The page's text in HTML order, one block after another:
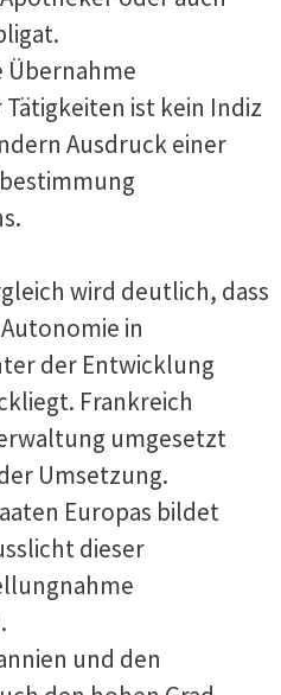
Übernahme
ist kein Indiz
Ausdruck einer
wird deutlich, dass
in
der Entwicklung
Frankreich
umgesetzt
Umsetzung.
Europas bildet
dieser
und den